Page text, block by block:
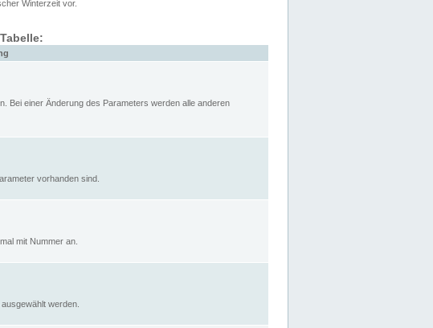
Winterzeit vor.
Bei einer Änderung des Parameters werden alle anderen
vorhanden sind.
mit Nummer an.
werden.